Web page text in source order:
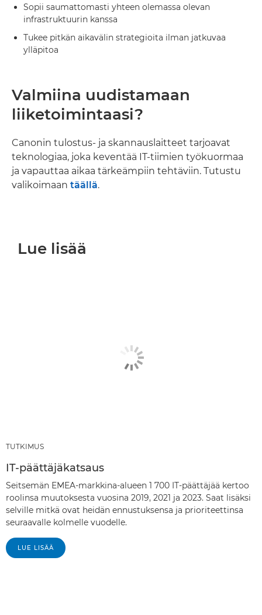
Sopii saumattomasti yhteen olemassa olevan
infrastruktuurin kanssa
Tukee pitkän aikavälin strategioita ilman jatkuvaa
ylläpitoa
Valmiina uudistamaan
liiketoimintaasi?
Canonin tulostus- ja skannauslaitteet tarjoavat
teknologiaa, joka keventää IT-tiimien työkuormaa
ja vapauttaa aikaa tärkeämpiin tehtäviin. Tutustu
valikoimaan täällä.
Lue lisää
TUTKIMUS
IT-päättäjäkatsaus
Seitsemän EMEA-markkina-alueen 1 700 IT-päättäjää kertoo
roolinsa muutoksesta vuosina 2019, 2021 ja 2023. Saat lisäksi
selville mitkä ovat heidän ennustuksensa ja prioriteettinsa
seuraavalle kolmelle vuodelle.
LUE LISÄÄ